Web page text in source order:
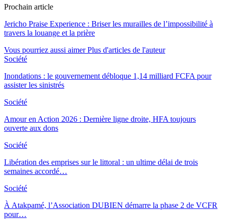
Prochain article
Jericho Praise Experience : Briser les murailles de l’impossibilité à
travers la louange et la prière
Vous pourriez aussi aimer Plus d'articles de l'auteur
Société
Inondations : le gouvernement débloque 1,14 milliard FCFA pour
assister les sinistrés
Société
Amour en Action 2026 : Dernière ligne droite, HFA toujours
ouverte aux dons
Société
Libération des emprises sur le littoral : un ultime délai de trois
semaines accordé…
Société
À Atakpamé, l’Association DUBIEN démarre la phase 2 de VCFR
pour…